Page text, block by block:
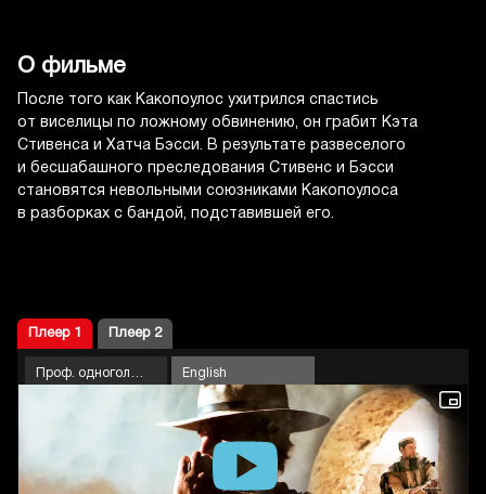
О фильме
После того как Какопоулос ухитрился спастись
от виселицы по ложному обвинению, он грабит Кэта
Стивенса и Хатча Бэсси. В результате развеселого
и бесшабашного преследования Стивенс и Бэсси
становятся невольными союзниками Какопоулоса
в разборках с бандой, подставившей его.
Плеер 1 Плеер 2
English